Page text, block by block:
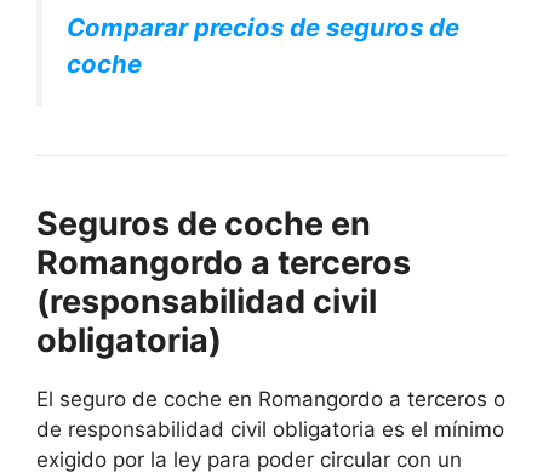
Comparar precios de seguros de
coche
Seguros de coche en
Romangordo a terceros
(responsabilidad civil
obligatoria)
El seguro de coche en Romangordo a terceros o
de responsabilidad civil obligatoria es el mínimo
exigido por la ley para poder circular con un